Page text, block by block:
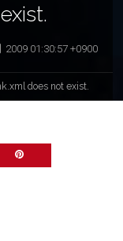
2009 01:30:57 +0900
does not exist.